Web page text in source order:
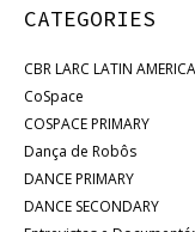
CATEGORIES
CBR LARC LATIN
CoSpace
COSPACE PRIMARY
Dança de Robôs
DANCE PRIMARY
DANCE SECONDARY